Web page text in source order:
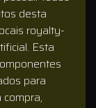
desta
royalty-
Esta
para